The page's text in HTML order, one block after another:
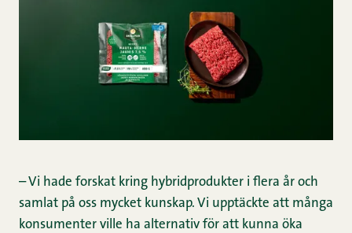
– Vi hade forskat kring hybridprodukter i flera år och
samlat på oss mycket kunskap. Vi upptäckte att många
konsumenter ville ha alternativ för att kunna öka